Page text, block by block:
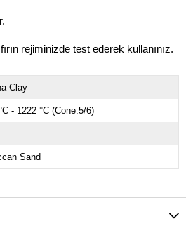
rejiminizde test ederek kullanınız.
Clay
- 1222 °C (Cone:5/6)
Sand